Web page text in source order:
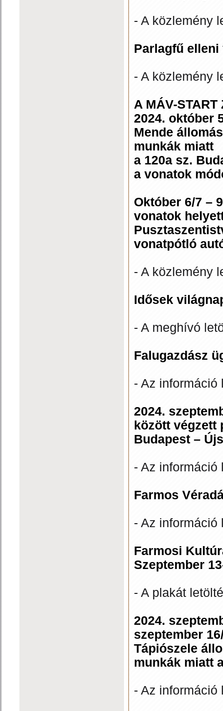
- A közlemény
Parlagfű elleni
- A közlemény
A MÁV-
2024. október
Mende
munkák miatt
a 120a sz.
a vonatok
Október 6/7 –
vonatok
vonatpótló
- A közlemény
Idősek
- A meghívó
Falugazdász
- Az információ
2024.
között végzett
Budapest –
- Az információ
Farmos
- Az információ
Farmosi
Szeptember
- A plakát
2024.
szeptember
Tápiószele
munkák miatt
- Az információ